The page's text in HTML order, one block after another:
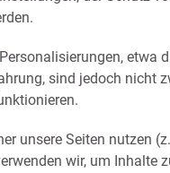
etwa
sind jedoch nicht
unsere Seiten nutzen
wir, um Inhalte